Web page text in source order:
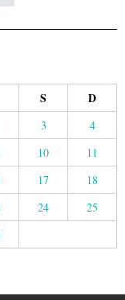
S D
3
4
10
11
17
18
24
25